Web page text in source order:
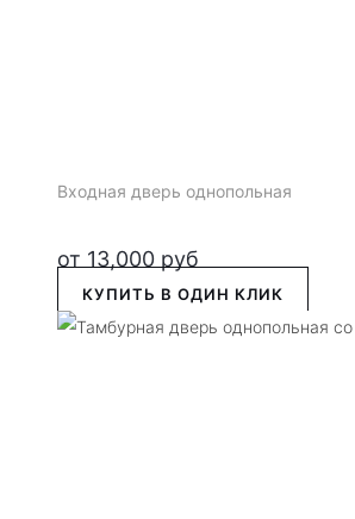
Входная дверь однопольная
от 13,000 руб
КУПИТЬ В ОДИН КЛИК